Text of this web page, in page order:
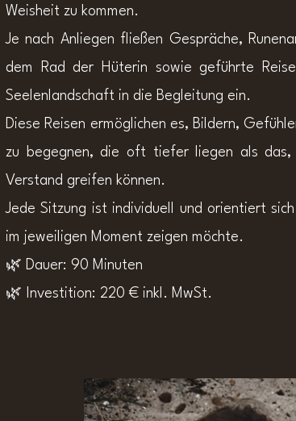
Weisheit zu kommen.
Je nach Anliegen fließen Gespräche,
dem Rad der Hüterin sowie geführte
Seelenlandschaft in die Begleitung ein.
Diese Reisen ermöglichen es, Bildern,
zu begegnen, die oft tiefer liegen als
Verstand greifen können.
Jede Sitzung ist individuell und orientiert
im jeweiligen Moment zeigen möchte.
🌿 Dauer: 90 Minuten
🌿 Investition: 220 € inkl. MwSt.